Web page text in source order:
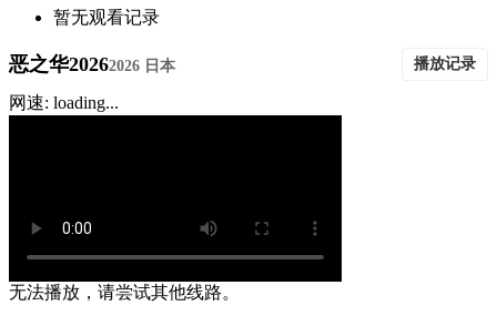
暂无观看记录
恶之华20262026 日本 播放记录
网速: loading...
无法播放，请尝试其他线路。